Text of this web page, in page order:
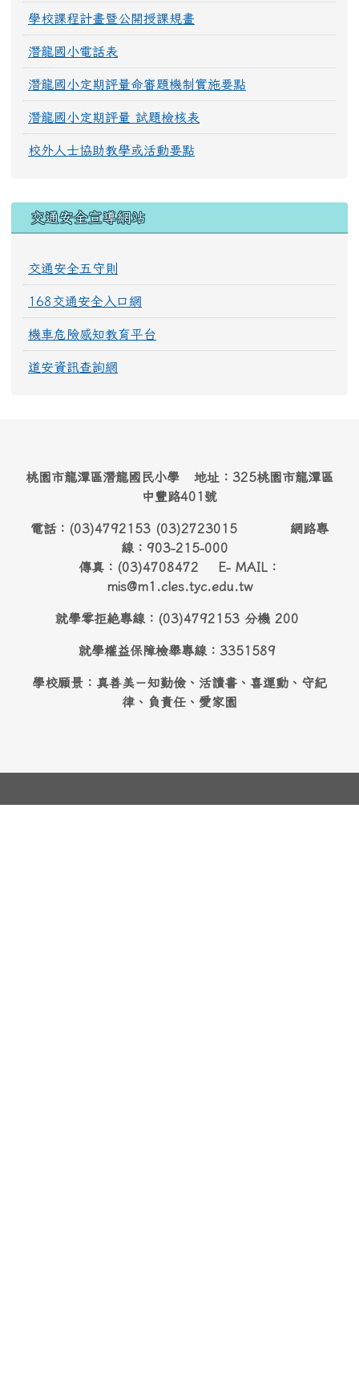
學校課程計畫暨公開授課規畫
潛龍國小電話表
潛龍國小定期評量命審題機制實施要點
潛龍國小定期評量 試題檢核表
校外人士協助教學或活動要點
交通安全宣導網站
交通安全五守則
168交通安全入口網
機車危險感知教育平台
道安資訊查詢網
桃園市龍潭區潛龍國民小學 地址：325桃園市龍潭區
中豐路401號
電話：(03)4792153 (03)2723015 網路專
線：903-215-000
傳真：(03)4708472 E- MAIL：
mis@m1.cles.tyc.edu.tw
就學零拒絶專線：(03)4792153 分機 200
就學權益保障檢舉專線：3351589
學校願景：真善美－知勤儉、活讀書、喜運動、守紀
律、負責任、愛家園